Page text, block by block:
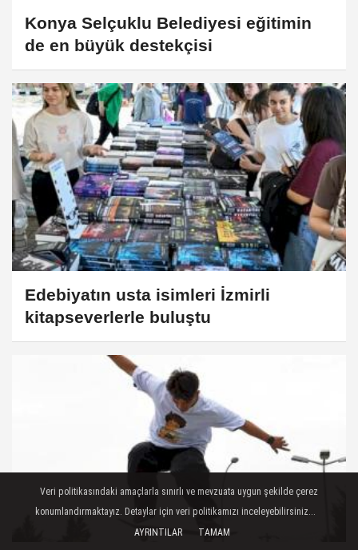
Konya Selçuklu Belediyesi eğitimin
de en büyük destekçisi
Edebiyatın usta isimleri İzmirli
kitapseverlerle buluştu
Veri politikasındaki amaçlarla sınırlı ve mevzuata uygun şekilde çerez
konumlandırmaktayız. Detaylar için veri politikamızı inceleyebilirsiniz...
AYRINTILAR
TAMAM